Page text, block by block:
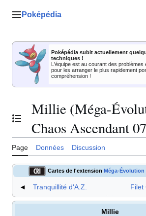
Menu principal
Poképédia
Poképédia subit actuellement
techniques !
L'équipe est au courant des problèmes
pour les arranger le plus rapidement
compréhension !
Basculer la table des matières
Millie (Méga-
Chaos Ascendant
Page Données Discussion
Cartes de l'extension Méga-
◄ Tranquillité d'A.Z. Filet
Millie